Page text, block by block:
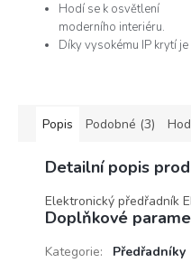
Hodí se k osvětlení
moderního interiéru.
Díky vysokému IP krytí je
balení.
Popis Podobné (3)
Detailní popis
Elektronický předřadník
Doplňkové
Kategorie:
Předřadníky